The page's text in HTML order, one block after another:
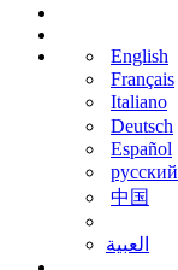
English
Français
Italiano
Deutsch
Español
русский
中国
‫العبية